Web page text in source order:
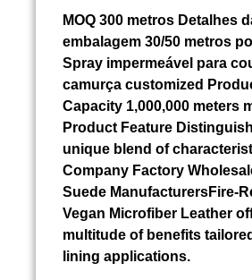
MOQ 300 metros Detalhes
embalagem 30/50 metros
Spray impermeável para
camurça customized
Capacity 1,000,000 meters
Product Feature
unique blend of
Company Factory
Suede ManufacturersFire-
Vegan Microfiber Leather
multitude of benefits
lining applications.